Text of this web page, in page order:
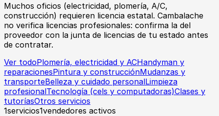
Muchos oficios (electricidad, plomería, A/C,
construcción) requieren licencia estatal. Cambalache
no verifica licencias profesionales: confirma la del
proveedor con la junta de licencias de tu estado antes
de contratar.
Ver todoPlomería, electricidad y ACHandyman y
reparacionesPintura y construcciónMudanzas y
transporteBelleza y cuidado personalLimpieza
profesionalTecnología (cels y computadoras)Clases y
tutoríasOtros servicios
1servicios1vendedores activos